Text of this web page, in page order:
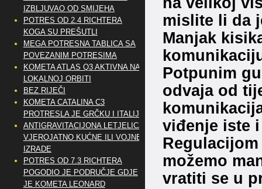
mislite li da
Manjak
Potpunim
odvaja od
viđenje iste
možemo
vratiti se u
IZBLJUVAO OD SMIJEHA
POTRES OD 2.4 RICHTERA
KOGA SU PREŠUTLI
MEGA POTRESNA TABLICA SA
POVEZANIM POTRESIMA
KOMETA ATLAS Q3 AKTIVNA NA
LOKALNOJ ORBITI
BEZ RIJEČI
KOMETA CATALINA C3
PROTRESLA JE GRČKU I ITALIJU
ANTIGRAVITACIJONA LETJELICA
VJEROJATNO KUĆNE ILI VOJNE
IZRADE
POTRES OD 7.3 RICHTERA
POGODIO JE PODRUČJE GDJE
JE KOMETA LEONARD